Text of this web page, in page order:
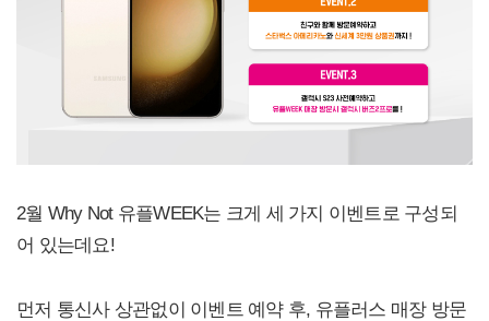
2월 Why Not 유플WEEK는 크게 세 가지 이벤트로 구성되
어 있는데요!
먼저 통신사 상관없이 이벤트 예약 후, 유플러스 매장 방문